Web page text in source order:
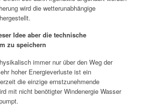
wird die wetterunabhängige
Idee aber die technische
zu speichern
immer nur über den Weg der
hoher Energieverluste ist ein
die einzige ernstzunehmende
mit nicht benötigter Windenergie Wasser